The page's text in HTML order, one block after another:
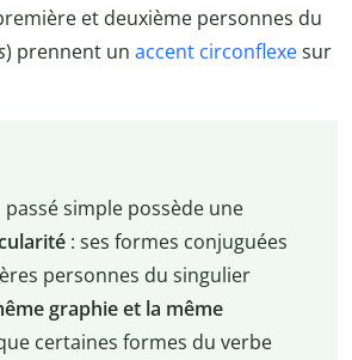
et deuxième personnes du
) prennent un accent circonflexesur
passé simple possède une
: ses formes conjuguées
personnes du singulier
graphie et la même
certaines formes du verbe